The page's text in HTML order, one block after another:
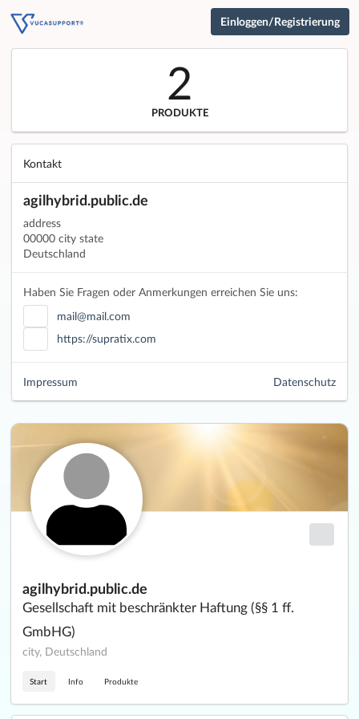
Einloggen/Registrierung
agilhybrid.public.de
Gesellschaft mit beschränkter Haftung (§§ 1 ff.
GmbHG)
city, Deutschland
Start Info Produkte
2
PRODUKTE
Kontakt
agilhybrid.public.de
address
00000 city state
Deutschland
Haben Sie Fragen oder Anmerkungen erreichen Sie uns:
mail@mail.com
https://supratix.com
Datenschutz
Impressum